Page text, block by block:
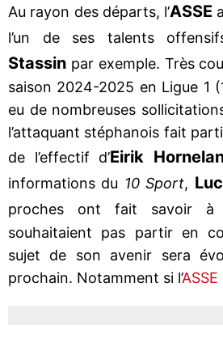
Au rayon des départs, l’ASSE
l’un de ses talents
Stassin par exemple. Très
saison 2024-2025 en Ligue 1
eu de nombreuses
l’attaquant stéphanois fait
de l’effectif d’Eirik
informations du 10 Sport,
proches ont fait savoir à
souhaitaient pas partir en
sujet de son avenir sera
prochain. Notamment si l’ASSE